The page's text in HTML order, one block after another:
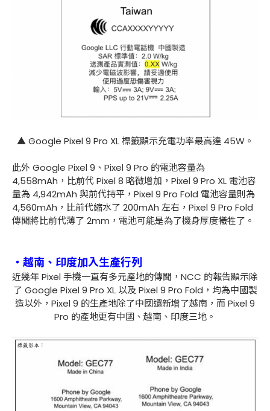
▲ Google Pixel 9 Pro XL 標籤顯示充電功率最高達 45W。
此外 Google Pixel 9、Pixel 9 Pro 的電池容量為
4,558mAh，比前代 Pixel 8 略微增加，Pixel 9 Pro XL 電池容
量為 4,942mAh 與前代持平，Pixel 9 Pro Fold 電池容量則為
4,560mAh，比前代縮水了 200mAh 左右，Pixel 9 Pro Fold
傳聞將比前代薄了 2mm，電池可能是為了機身厚度犧牲了。
・越南、印度加入生產行列
近幾年 Pixel 手機一直有多元產地的傳聞，NCC 的報告顯示除
了 Google Pixel 9 Pro XL 以及 Pixel 9 Pro Fold，均為中國製
造以外，Pixel 9 的生產地除了中國還新增了越南，而 Pixel 9
Pro 的產地更有中國、越南、印度三地。